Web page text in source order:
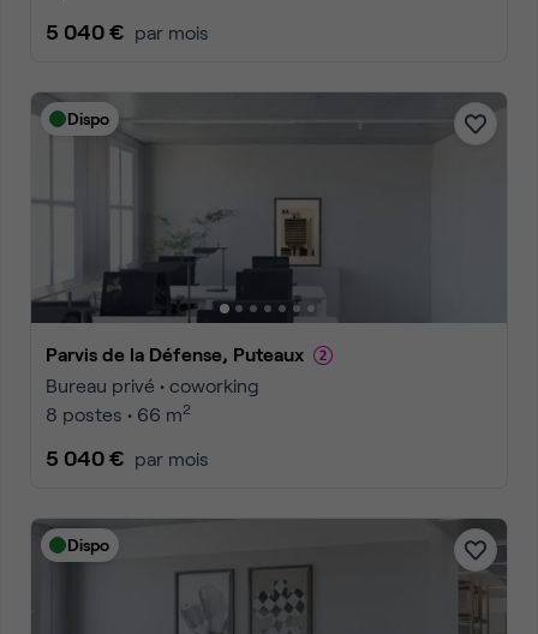
5 040 € par mois
Dispo
Parvis de la Défense, Puteaux
Bureau privé • coworking
8 postes • 66 m2
5 040 € par mois
Dispo